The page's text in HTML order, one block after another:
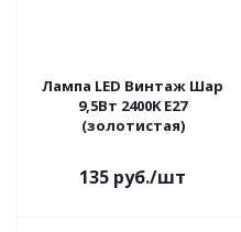
Лампа LED Винтаж Шар
9,5Вт 2400K E27
(золотистая)
135 руб./шт